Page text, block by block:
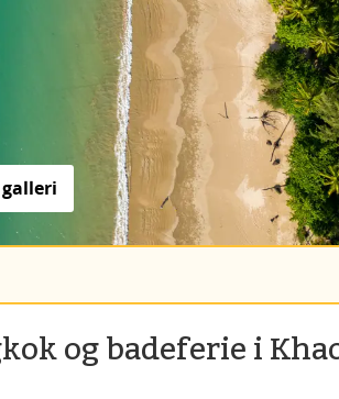
galleri
og badeferie i